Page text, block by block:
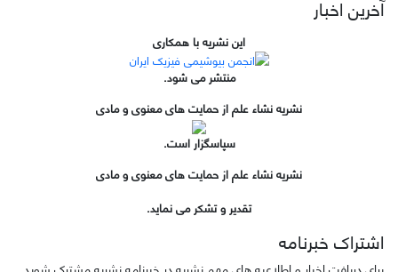
آخرین اخبار
این نشریه با همکاری
منتشر می شود.
نشریه نشاء علم از حمایت های معنوی و مادی
سپاسگزار است.
نشریه نشاء علم از حمایت های معنوی و مادی
تقدیر و تشکر می نماید.
اشتراک خبرنامه